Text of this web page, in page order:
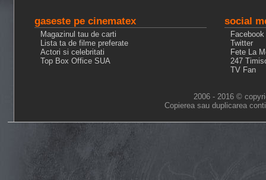
gaseste pe cinematex
Magazinul tau de carti
Lista ta de filme preferate
Actori si celebritati
Top Box Office SUA
social
Facebook
Twitter
Fete La
247
TV Fan
2006 - 2016 ©
Copierea sau duplicarea